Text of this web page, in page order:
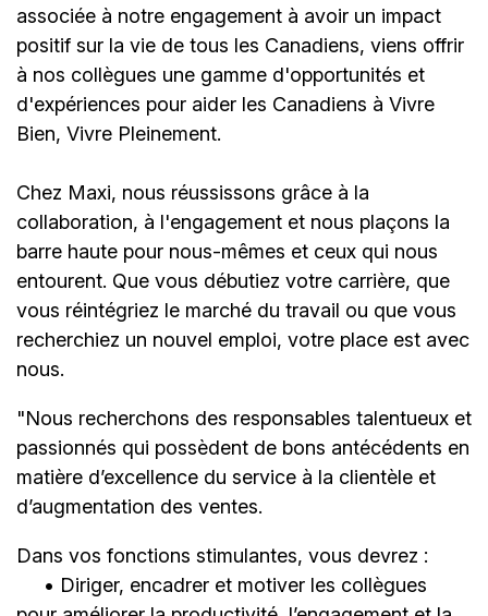
associée à notre engagement à avoir un impact
positif sur la vie de tous les Canadiens, viens offrir
à nos collègues une gamme d'opportunités et
d'expériences pour aider les Canadiens à Vivre
Bien, Vivre Pleinement.
Chez Maxi, nous réussissons grâce à la
collaboration, à l'engagement et nous plaçons la
barre haute pour nous-mêmes et ceux qui nous
entourent. Que vous débutiez votre carrière, que
vous réintégriez le marché du travail ou que vous
recherchiez un nouvel emploi, votre place est avec
nous.
"Nous recherchons des responsables talentueux et
passionnés qui possèdent de bons antécédents en
matière d’excellence du service à la clientèle et
d’augmentation des ventes.
Dans vos fonctions stimulantes, vous devrez :
• Diriger, encadrer et motiver les collègues